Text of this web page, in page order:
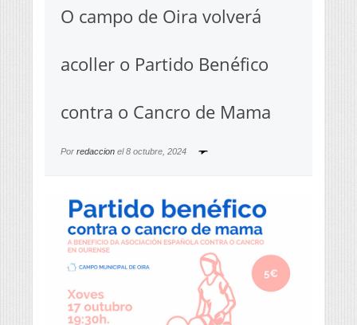
O campo de Oira volverá
acoller o Partido Benéfico
contra o Cancro de Mama
Por redaccion el8 octubre, 2024